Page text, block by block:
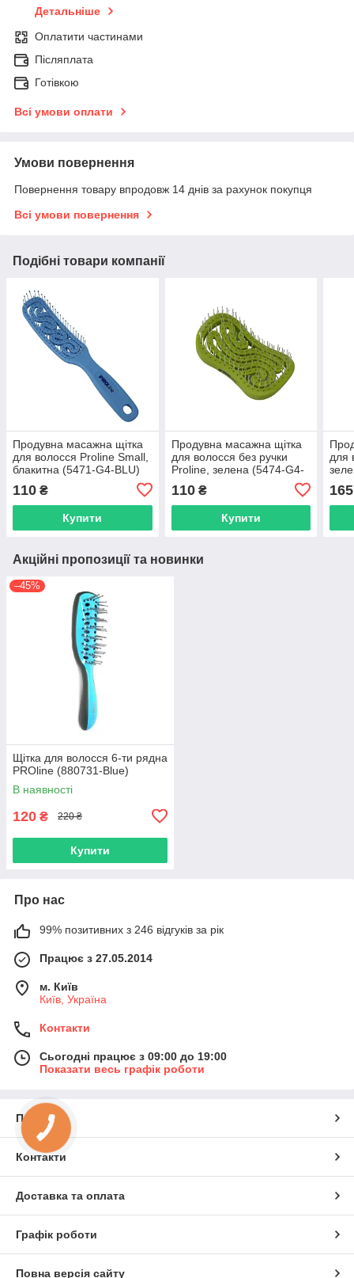
Детальніше
Оплатити частинами
Післяплата
Готівкою
Всі умови оплати
Умови повернення
Повернення товару впродовж 14 днів за рахунок покупця
Всі умови повернення
Подібні товари компанії
Продувна масажна щітка
для волосся Proline Small,
блакитна (5471-G4-BLU)
110 ₴
Купити
Продувна масажна щітка
для волосся без ручки
Proline, зелена (5474-G4-
110₴
Купити
для
165
Акційні пропозиції та новинки
–45%
Щітка для волосся 6-ти рядна
PROline (880731-Blue)
В наявності
120 ₴ 220 ₴
Купити
Про нас
99% позитивних з 246 відгуків за рік
Працює з 27.05.2014
м. Київ
Київ, Україна
Контакти
Сьогодні працює з 09:00 до 19:00
Показати весь графік роботи
Про нас
Контакти
Доставка та оплата
Графік роботи
Повна версія сайту
КНОПКА
ЗВ'ЯЗКУ